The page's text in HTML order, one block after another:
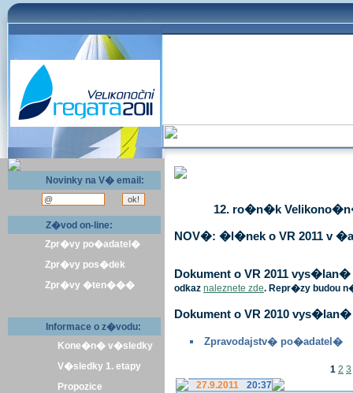
Novinky na V� email:
Z�vod on-line:
Zpr�vy po�adatel�
Zpr�vy pos�dek
Zpr�vy �ten���
Informace o z�vodu:
Kone�n� v�sledky
V�sledky 1. etapy
Propozice
12. ro�n�k
NOV�: �l�nek o VR 2011 v
Dokument o VR 2011
odkaz naleznete zde. Repr�zy budou
Dokument o VR 2010
Zpravodajstv� po�adatel�
1 2 3
27.9.2011
20:37